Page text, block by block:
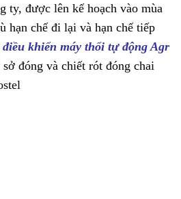
ty, được lên kế hoạch vào mùa
hạn chế đi lại và hạn chế tiếp
điều khiển máy thổi tự động Agr
đóng và chiết rót đóng chai